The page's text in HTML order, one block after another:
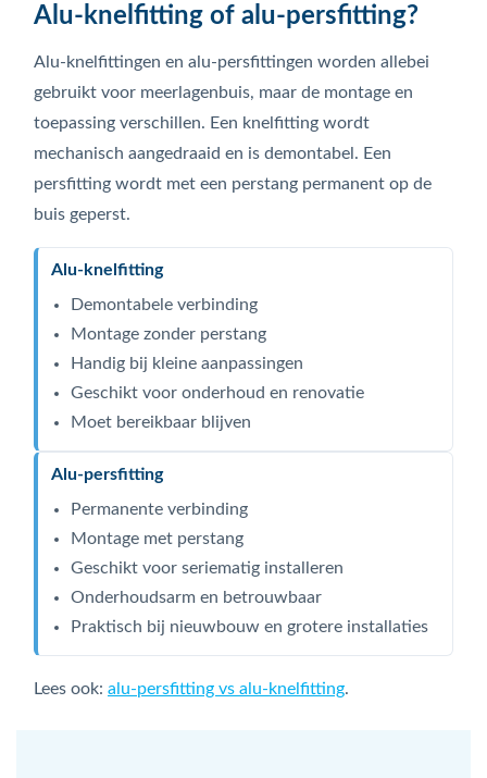
Alu-knelfitting of alu-persfitting?
Alu-knelfittingen en alu-persfittingen worden allebei
gebruikt voor meerlagenbuis, maar de montage en
toepassing verschillen. Een knelfitting wordt
mechanisch aangedraaid en is demontabel. Een
persfitting wordt met een perstang permanent op de
buis geperst.
Alu-knelfitting
Demontabele verbinding
Montage zonder perstang
Handig bij kleine aanpassingen
Geschikt voor onderhoud en renovatie
Moet bereikbaar blijven
Alu-persfitting
Permanente verbinding
Montage met perstang
Geschikt voor seriematig installeren
Onderhoudsarm en betrouwbaar
Praktisch bij nieuwbouw en grotere installaties
Lees ook: alu-persfitting vs alu-knelfitting.